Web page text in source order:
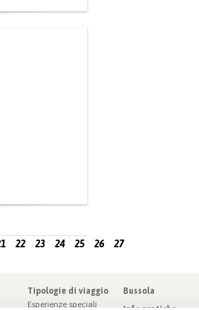
22 23 24 25 26 27
Tipologie di viaggio
Esperienze speciali
Bussola